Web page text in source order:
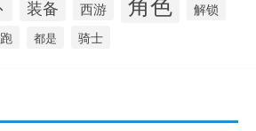
装备 西游 解锁
都是 骑士